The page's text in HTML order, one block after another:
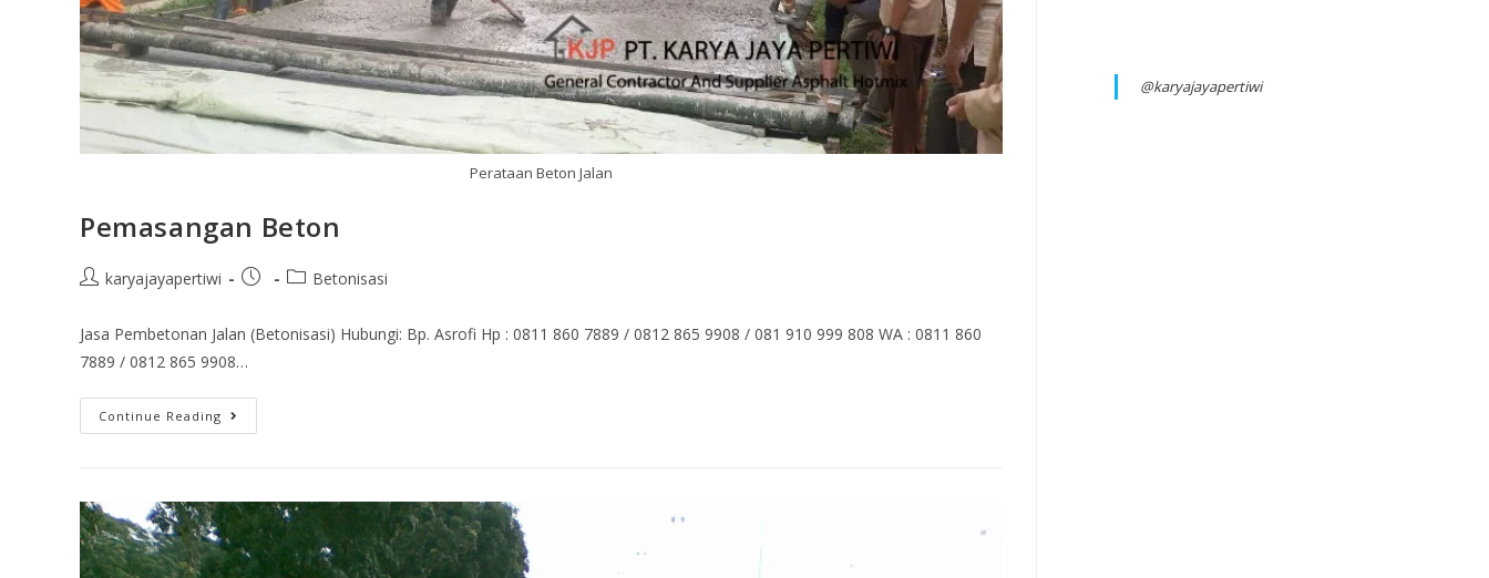
Perataan Beton Jalan
Pemasangan Beton
karyajayapertiwi Betonisasi
Jasa Pembetonan Jalan (Betonisasi) Hubungi: Bp. Asrofi Hp : 0811 860 7889 / 0812 865 9908 / 081 910 999 808 WA : 0811 860
7889 / 0812 865 9908…
Continue Reading
@karyajayapertiwi